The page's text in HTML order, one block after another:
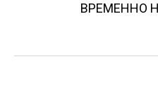
ВРЕМЕННО